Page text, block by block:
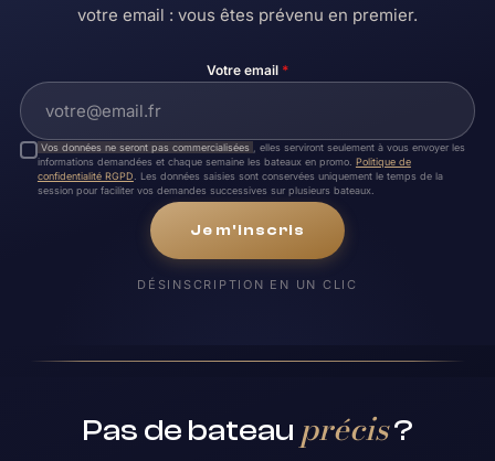
votre email : vous êtes prévenu en premier.
Votre email *
Vos données ne seront pas commercialisées
, elles serviront seulement à vous envoyer les
informations demandées et chaque semaine les bateaux en promo. Politique de
confidentialité RGPD . Les données saisies sont conservées uniquement le temps de la
session pour faciliter vos demandes successives sur plusieurs bateaux.
Je m'inscris
DÉSINSCRIPTION EN UN CLIC
Pas de bateau précis?